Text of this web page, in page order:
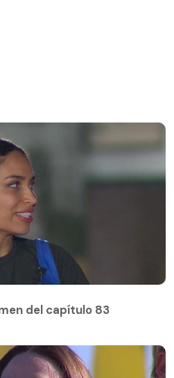
del capítulo 83